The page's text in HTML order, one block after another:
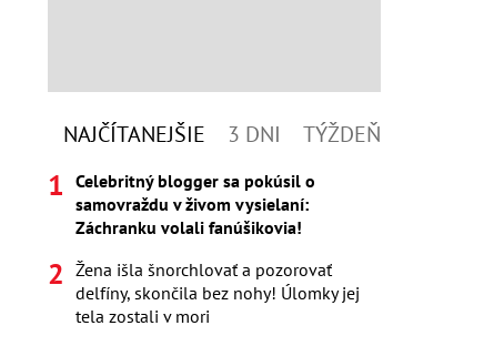
NAJČÍTANEJŠIE 3 DNI TÝŽDEŇ
Celebritný blogger sa pokúsil o
samovraždu v živom vysielaní:
Záchranku volali fanúšikovia!
Žena išla šnorchlovať a pozorovať
delfíny, skončila bez nohy! Úlomky jej
tela zostali v mori